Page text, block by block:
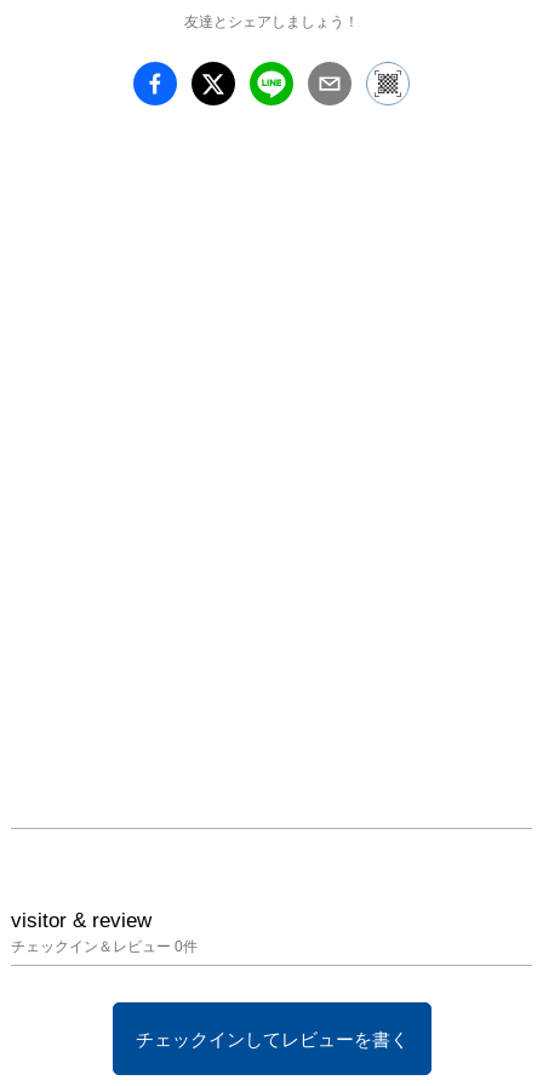
友達とシェアしましょう！
visitor & review
チェックイン＆レビュー 0件
チェックインしてレビューを書く